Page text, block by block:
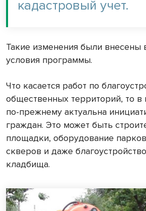
кадастровый учет.
Такие изменения были внесены
условия программы.
Что касается работ по
общественных территорий, то
по-прежнему актуальна
граждан. Это может быть
площадки, оборудование
скверов и даже
кладбища.